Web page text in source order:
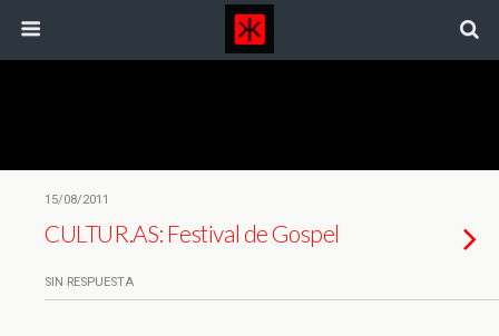
15/08/2011
CULTUR.AS: Festival de Gospel
SIN RESPUESTA